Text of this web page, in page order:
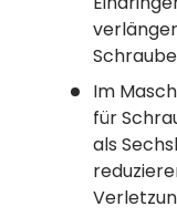
Im
für
als